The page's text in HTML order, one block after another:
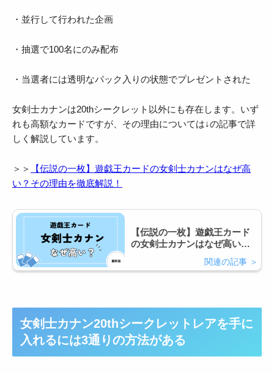
・並行して行われた企画
・抽選で100名にのみ配布
・当選者には透明なパック入りの状態でプレゼントされた
女剣士カナンは20thシークレット以外にも存在します。いず
れも高額なカードですが、その理由については↓の記事で詳
しく解説しています。
＞＞
【伝説の一枚】遊戯王カードの女剣士カナンはなぜ高
い？その理由を徹底解説！
【伝説の一枚】遊戯王カード
の女剣士カナンはなぜ高い？
その理由を徹底解説！
女剣士カナン20thシークレットレアを手に
入れるには3通りの方法がある